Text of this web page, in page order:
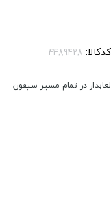
کدکالا:
در تمام مسیر سیفون